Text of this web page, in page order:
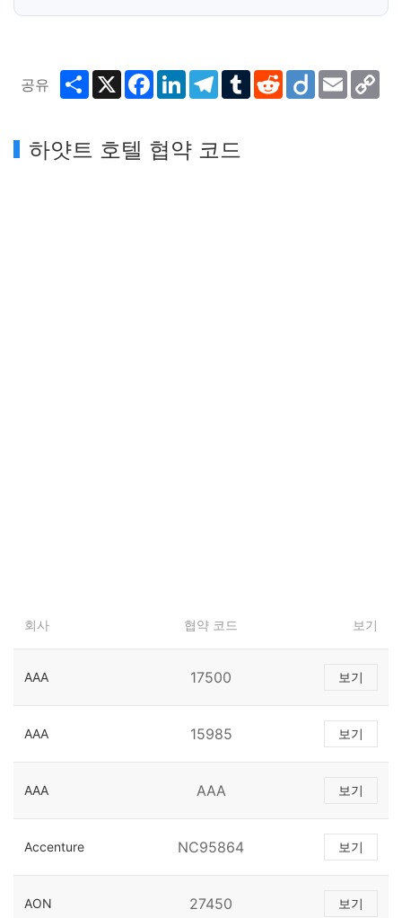
공유 ShareX Facebook
LinkedInTelegram
TumblrRedditDiigo Email
하얏트 호텔 협약 코드
회사 협약 코드 보기
AAA 17500 보기
AAA 15985 보기
AAA AAA 보기
Accenture NC95864 보기
AON 27450 보기